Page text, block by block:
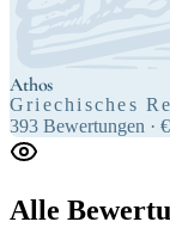
Athos
Griechisches
393 Bewertungen · €
Alle